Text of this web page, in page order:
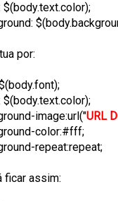
$(body.text.color);
por:
$(body.text.color);
image:url("URL
color:#fff;
repeat:repeat;
ficar assim: